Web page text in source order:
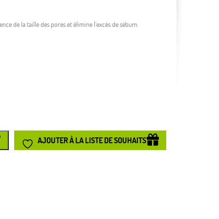
de la taille des pores et élimine l’excès de sébum.
AJOUTER À LA LISTE DE SOUHAITS